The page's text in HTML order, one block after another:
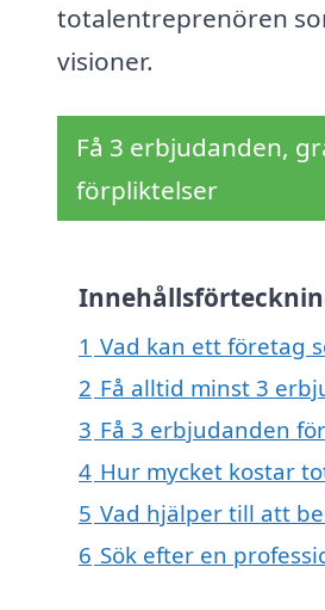
totalentreprenören
visioner.
Få 3 erbjudanden,
förpliktelser
1 Vad kan ett företag
2 Få alltid minst 3
3 Få 3 erbjudanden
4 Hur mycket kostar
5 Vad hjälper till att
6 Sök efter en